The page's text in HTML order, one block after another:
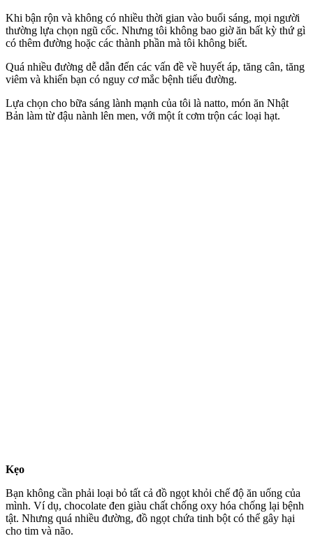
Khi bận rộn và không có nhiều thời gian vào buổi sáng, mọi người
thường lựa chọn ngũ cốc. Nhưng tôi không bao giờ ăn bất kỳ thứ gì
có thêm đường hoặc các thành phần mà tôi không biết.
Quá nhiều đường dễ dẫn đến các vấn đề về huyết áp, tăng cân, tăng
viêm và khiến bạn có nguy cơ mắc bệnh tiểu đường.
Lựa chọn cho bữa sáng lành mạnh của tôi là natto, món ăn Nhật
Bản làm từ đậu nành lên men, với một ít cơm trộn các loại hạt.
Kẹo
Bạn không cần phải loại bỏ tất cả đồ ngọt khỏi chế độ ăn uống của
mình. Ví dụ, chocolate đen giàu chất chống oxy hóa chống lại bệnh
tật. Nhưng quá nhiều đường, đồ ngọt chứa tinh bột có thể gây hại
cho tim và não.